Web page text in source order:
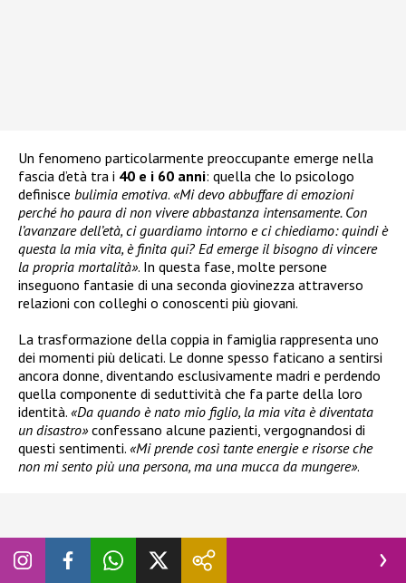
Un fenomeno particolarmente preoccupante emerge nella
fascia d’età tra i 40 e i 60 anni: quella che lo psicologo
definisce bulimia emotiva. «Mi devo abbuffare di emozioni
perché ho paura di non vivere abbastanza intensamente. Con
l’avanzare dell’età, ci guardiamo intorno e ci chiediamo: quindi è
questa la mia vita, è finita qui? Ed emerge il bisogno di vincere
la propria mortalità». In questa fase, molte persone
inseguono fantasie di una seconda giovinezza attraverso
relazioni con colleghi o conoscenti più giovani.
La trasformazione della coppia in famiglia rappresenta uno
dei momenti più delicati. Le donne spesso faticano a sentirsi
ancora donne, diventando esclusivamente madri e perdendo
quella componente di seduttività che fa parte della loro
identità. «Da quando è nato mio figlio, la mia vita è diventata
un disastro»confessano alcune pazienti, vergognandosi di
questi sentimenti. «Mi prende così tante energie e risorse che
non mi sento più una persona, ma una mucca da mungere».